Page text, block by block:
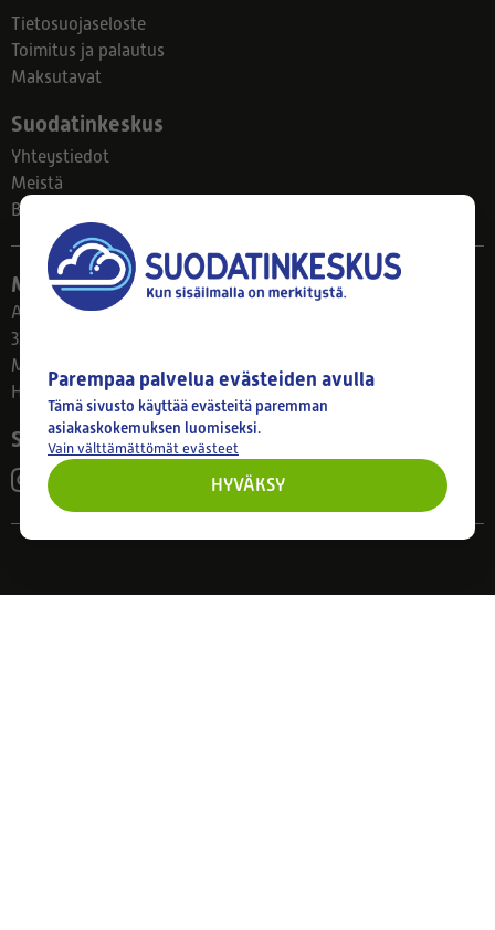
Tietosuojaseloste
Toimitus ja palautus
Maksutavat
Suodatinkeskus
Yhteystiedot
Meistä
Blogi
Myymälä
Ahlmanintie 61
33800 Tampere
Ma–Pe 8–17
Huom! Myymälän poikkeusaukiolot: 27.7.-21.8. klo 8-16
Seuraa meitä
Parempaa palvelua evästeiden avulla
Tämä sivusto käyttää evästeitä paremman
asiakaskokemuksen luomiseksi.
Vain välttämättömät evästeet
HYVÄKSY